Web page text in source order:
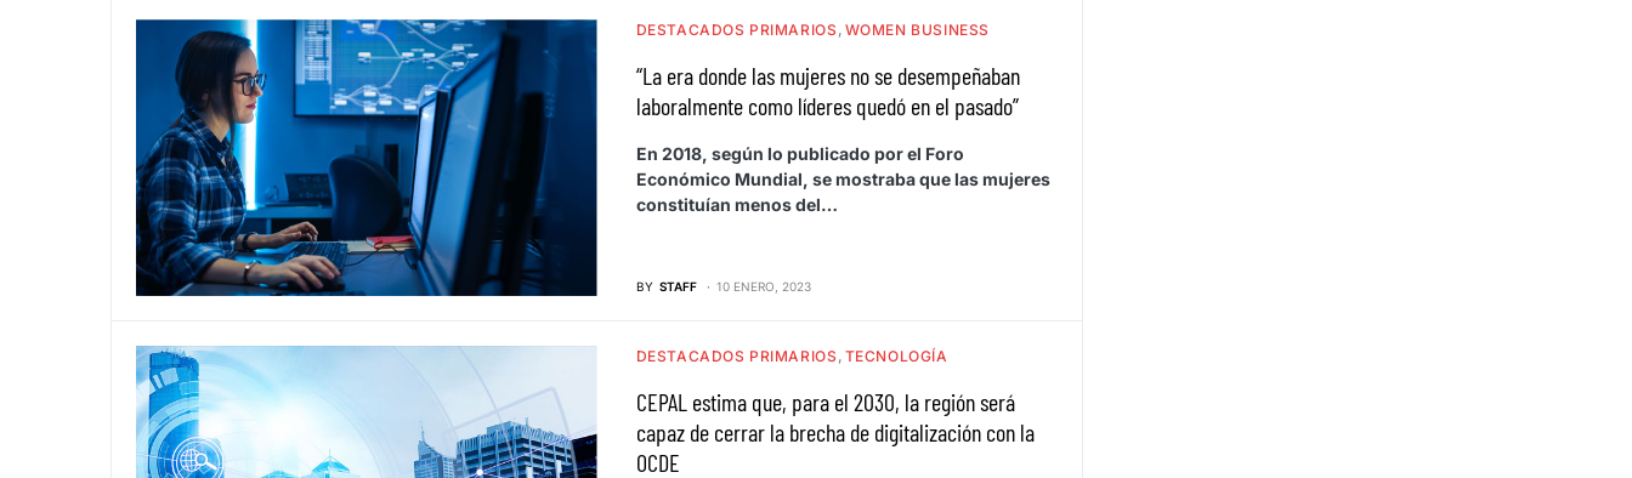
DESTACADOS PRIMARIOS WOMEN BUSINESS
“La era donde las mujeres no se desempeñaban
laboralmente como líderes quedó en el pasado”
En 2018, según lo publicado por el Foro
Económico Mundial, se mostraba que las mujeres
constituían menos del…
BY STAFF 10 ENERO, 2023
DESTACADOS PRIMARIOS TECNOLOGÍA
CEPAL estima que, para el 2030, la región será
capaz de cerrar la brecha de digitalización con la
OCDE